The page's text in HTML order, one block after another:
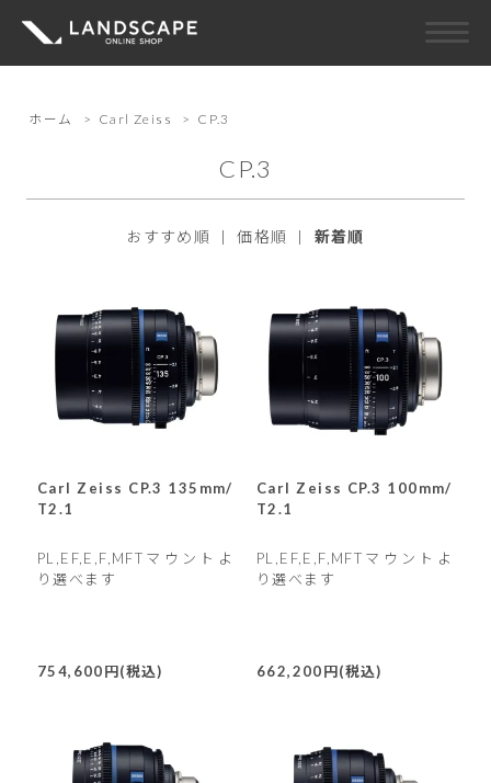
ホーム > Carl Zeiss > CP.3
CP.3
おすすめ順 |価格順 | 新着順
Carl Zeiss CP.3 135mm/
T2.1
PL,EF,E,F,MFTマウントよ
り選べます
754,600円(税込)
Carl Zeiss CP.3 100mm/
T2.1
PL,EF,E,F,MFTマウントよ
り選べます
662,200円(税込)